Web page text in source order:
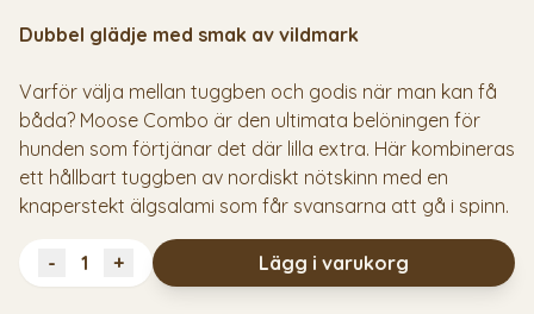
Dubbel glädje med smak av vildmark
Varför välja mellan tuggben och godis när man kan få
båda? Moose Combo är den ultimata belöningen för
hunden som förtjänar det där lilla extra. Här kombineras
ett hållbart tuggben av nordiskt nötskinn med en
knaperstekt älgsalami som får svansarna att gå i spinn.
- + Lägg i varukorg